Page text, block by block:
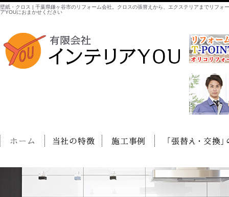
壁紙・クロス | 千葉県鎌ヶ谷市のリフォーム会社。クロスの張替えから、エクステリアまでリフォ
アYOUにおまかせください